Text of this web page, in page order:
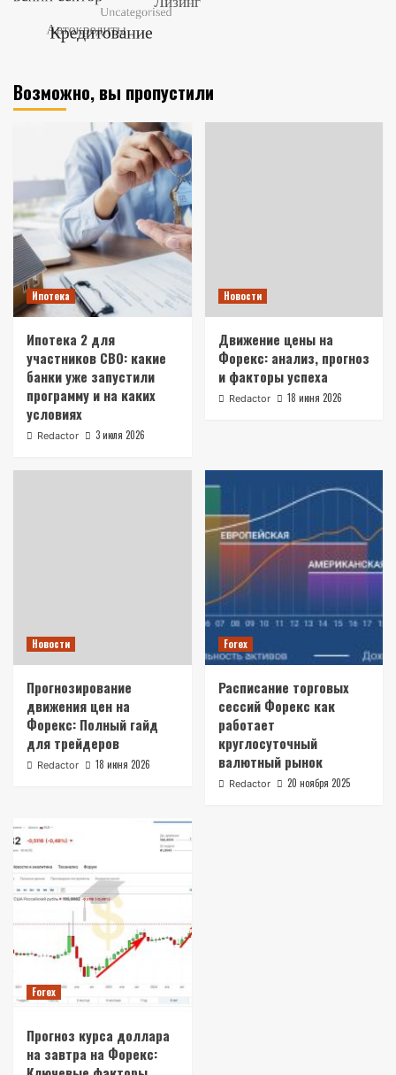
Возможно, вы пропустили
Ипотека
Ипотека 2 для
участников СВО: какие
банки уже запустили
программу и на каких
условиях
Redactor 3 июля 2026
Новости
Движение цены на
Форекс: анализ, прогноз
и факторы успеха
Redactor 18 июня 2026
Новости
Прогнозирование
движения цен на
Форекс: Полный гайд
для трейдеров
Redactor 18 июня 2026
Forex
Расписание торговых
сессий Форекс как
работает
круглосуточный
валютный рынок
Redactor 20 ноября 2025
Forex
Прогноз курса доллара
на завтра на Форекс: